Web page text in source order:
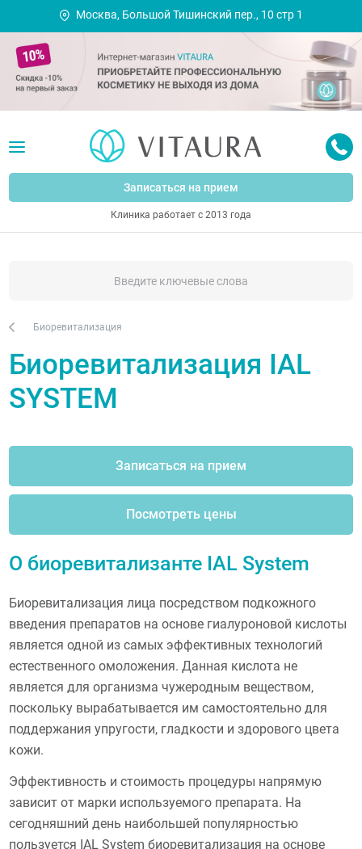
Москва, Большой Тишинский пер., 10 стр 1
Записаться на прием
Клиника работает с 2013 года
Биоревитализация
Биоревитализация IAL
SYSTEM
Записаться на прием
Посмотреть цены
О биоревитализанте IAL System
Биоревитализация лица посредством подкожного
введения препаратов на основе гиалуроновой кислоты
является одной из самых эффективных технологий
естественного омоложения. Данная кислота не
является для организма чужеродным веществом,
поскольку вырабатывается им самостоятельно для
поддержания упругости, гладкости и здорового цвета
кожи.
Эффективность и стоимость процедуры напрямую
зависит от марки используемого препарата. На
сегодняшний день наибольшей популярностью
пользуется IAL System биоревитализация на основе